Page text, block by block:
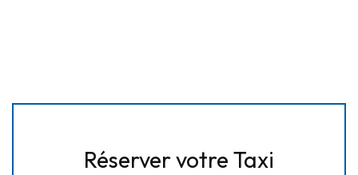
Réserver votre Taxi